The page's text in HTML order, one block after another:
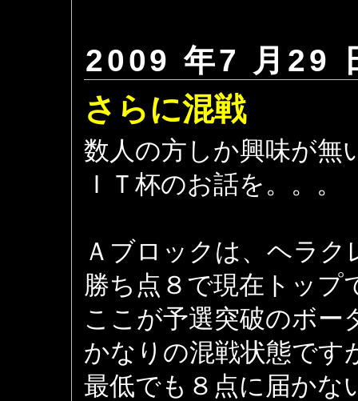
2009 年7 月29
さらに混戦
数人の方しか興味が無
ＩＴ杯のお話を。。。
Ａブロックは、ヘラ
勝ち点８で現在トップ
ここが予選突破のボー
かなりの混戦状態です
最低でも８点に届かな